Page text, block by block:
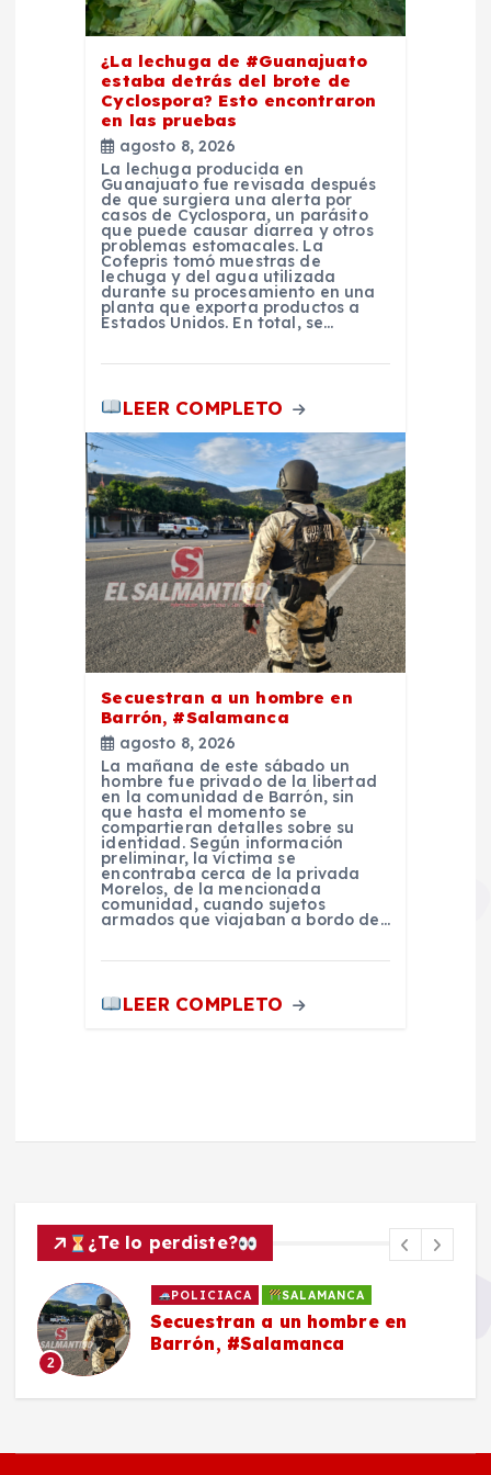
¿La lechuga de #Guanajuato
estaba detrás del brote de
Cyclospora? Esto encontraron
en las pruebas
agosto 8, 2026
La lechuga producida en
Guanajuato fue revisada después
de que surgiera una alerta por
casos de Cyclospora, un parásito
que puede causar diarrea y otros
problemas estomacales. La
Cofepris tomó muestras de
lechuga y del agua utilizada
durante su procesamiento en una
planta que exporta productos a
Estados Unidos. En total, se…
LEER COMPLETO
Secuestran a un hombre en
Barrón, #Salamanca
agosto 8, 2026
La mañana de este sábado un
hombre fue privado de la libertad
en la comunidad de Barrón, sin
que hasta el momento se
compartieran detalles sobre su
identidad. Según información
preliminar, la víctima se
encontraba cerca de la privada
Morelos, de la mencionada
comunidad, cuando sujetos
armados que viajaban a bordo de…
LEER COMPLETO
¿Te lo perdiste?
2
POLICIACA SALAMANCA
Secuestran a un hombre en
Barrón, #Salamanca